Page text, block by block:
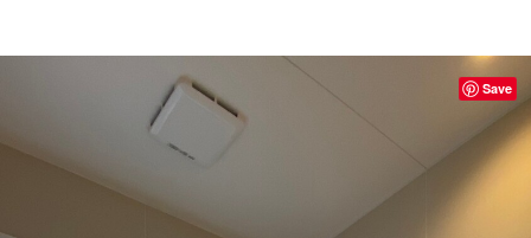
Save